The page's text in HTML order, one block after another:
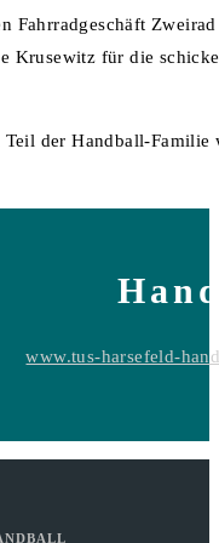
Fahrradgeschäft
Krusewitz für die
der Handball-Familie
www.tus-harsefeld-